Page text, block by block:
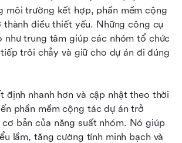
môi trường kết hợp, phần mềm cộng
điều thiết yếu. Những công cụ
như trung tâm giúp các nhóm tổ chức
trôi chảy và giữ cho dự án đi đúng
định nhanh hơn và cập nhật theo thời
phần mềm cộng tác dự án trở
bản của năng suất nhóm. Nó giúp
lầm, tăng cường tính minh bạch và
sử dụng phần mềm hợp tác dự
thường gặp